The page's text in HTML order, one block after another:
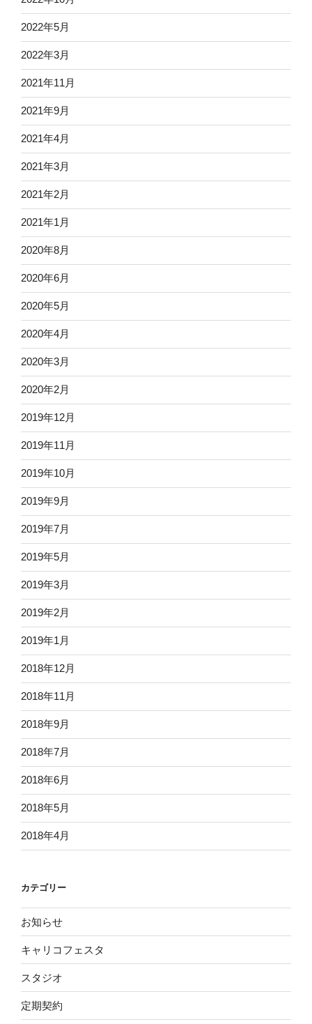
2022年5月
2022年3月
2021年11月
2021年9月
2021年4月
2021年3月
2021年2月
2021年1月
2020年8月
2020年6月
2020年5月
2020年4月
2020年3月
2020年2月
2019年12月
2019年11月
2019年10月
2019年9月
2019年7月
2019年5月
2019年3月
2019年2月
2019年1月
2018年12月
2018年11月
2018年9月
2018年7月
2018年6月
2018年5月
2018年4月
カテゴリー
お知らせ
キャリコフェスタ
スタジオ
定期契約